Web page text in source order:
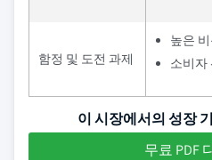
함정 및 도전 과제
높은
소비자
이 시장에서의 성장
무료 PDF